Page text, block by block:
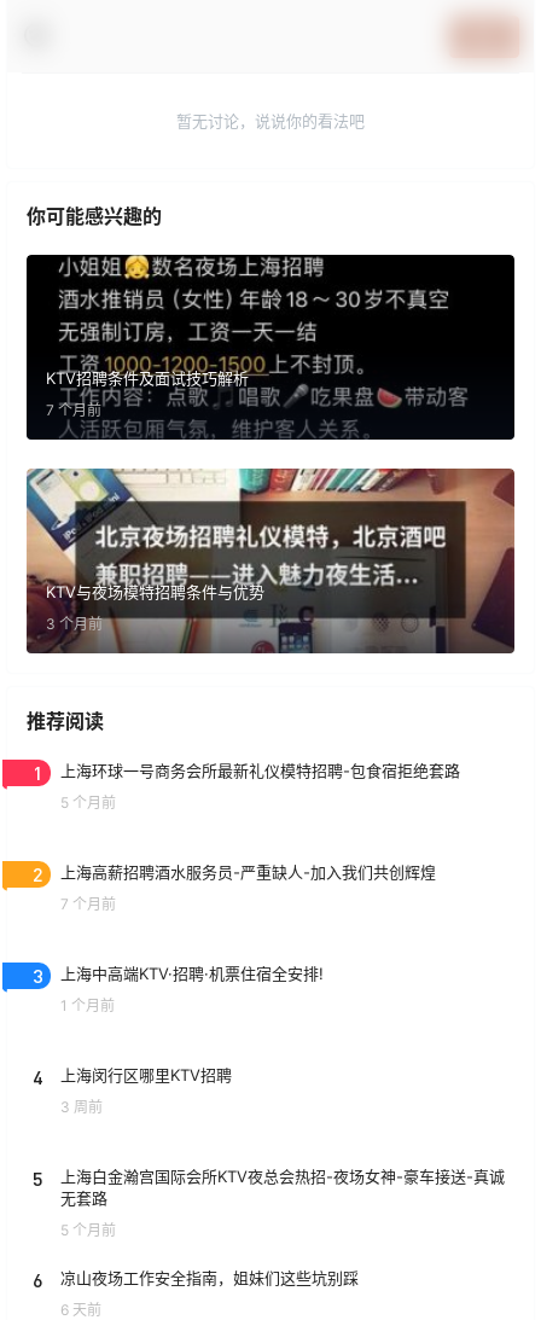
暂无讨论，说说你的看法吧
你可能感兴趣的
KTV招聘条件及面试技巧解析
7 个月前
KTV与夜场模特招聘条件与优势
3 个月前
推荐阅读
1 上海环球一号商务会所最新礼仪模特招聘-包食宿拒绝套路
5 个月前
2 上海高薪招聘酒水服务员-严重缺人-加入我们共创辉煌
7 个月前
3 上海中高端KTV·招聘·机票住宿全安排!
1 个月前
4 上海闵行区哪里KTV招聘
3 周前
5
上海白金瀚宫国际会所KTV夜总会热招-夜场女神-豪车接送-真诚
无套路
5 个月前
6 凉山夜场工作安全指南，姐妹们这些坑别踩
6 天前